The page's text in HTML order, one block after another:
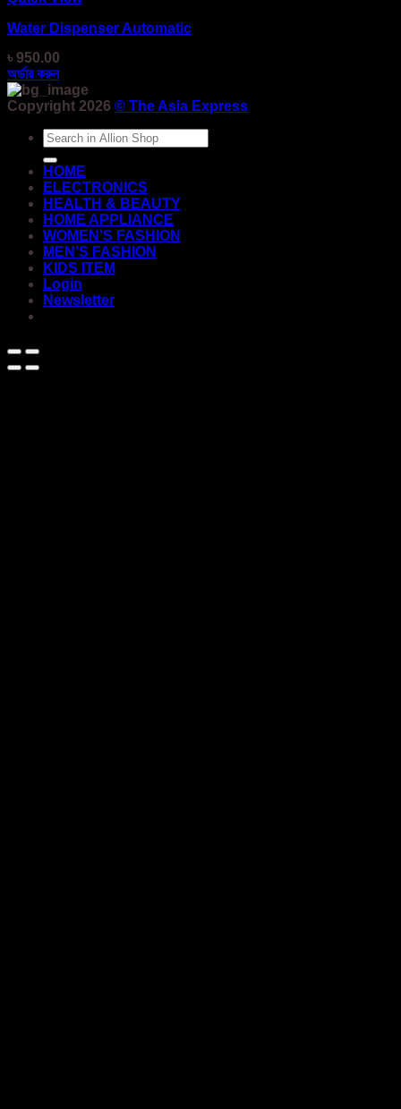
Water Dispenser Automatic
৳ 950.00
অর্ডার করুন
Copyright 2026 © The Asia Express
Search
for:
HOME
ELECTRONICS
HEALTH & BEAUTY
HOME APPLIANCE
WOMEN’S FASHION
MEN’S FASHION
KIDS ITEM
Login
Newsletter